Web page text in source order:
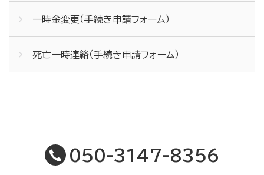
一時金変更（手続き申請フォーム）
死亡一時連絡（手続き申請フォーム）
050-3147-8356